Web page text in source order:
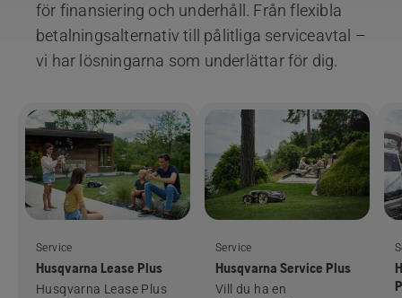
för finansiering och underhåll. Från flexibla
betalningsalternativ till pålitliga serviceavtal –
vi har lösningarna som underlättar för dig.
Service
Husqvarna Lease Plus
Husqvarna Lease Plus
Service
Husqvarna Service Plus
Vill du ha en